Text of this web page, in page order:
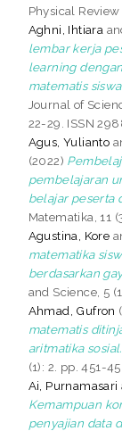
Physical
Aghni, Ihtiara
lembar kerja
learning
matematis
Journal of
22-29. ISSN
Agus, Yulianto
(2022)
pembelajaran
belajar peserta
Matematika, 11
Agustina, Kore
matematika
berdasarkan
and Science, 5
Ahmad, Gufron
matematis
aritmatika sosial.
(1): 2. pp. 451-
Ai, Purnamasari
Kemampuan
penyajian data